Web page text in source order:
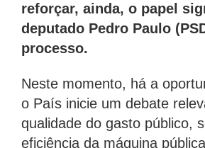
reforçar, ainda, o papel
deputado Pedro Paulo
processo.
Neste momento, há a
o País inicie um debate
qualidade do gasto público,
eficiência da máquina